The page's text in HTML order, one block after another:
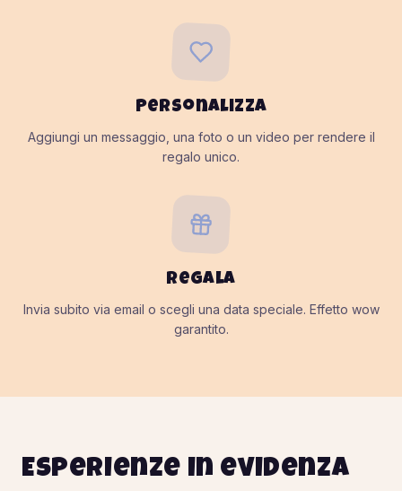
Personalizza
Aggiungi un messaggio, una foto o un video per rendere il
regalo unico.
Regala
Invia subito via email o scegli una data speciale. Effetto wow
garantito.
Esperienze in evidenza